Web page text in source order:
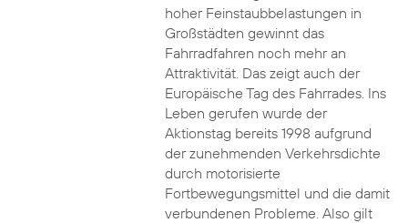
hoher Feinstaubbelastungen in
Großstädten gewinnt das
Fahrradfahren noch mehr an
Attraktivität. Das zeigt auch der
Europäische Tag des Fahrrades. Ins
Leben gerufen wurde der
Aktionstag bereits 1998 aufgrund
der zunehmenden Verkehrsdichte
durch motorisierte
Fortbewegungsmittel und die damit
verbundenen Probleme. Also gilt